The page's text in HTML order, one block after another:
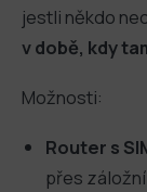
jestli někdo
v době, kdy
Možnosti:
Router s
přes záložní